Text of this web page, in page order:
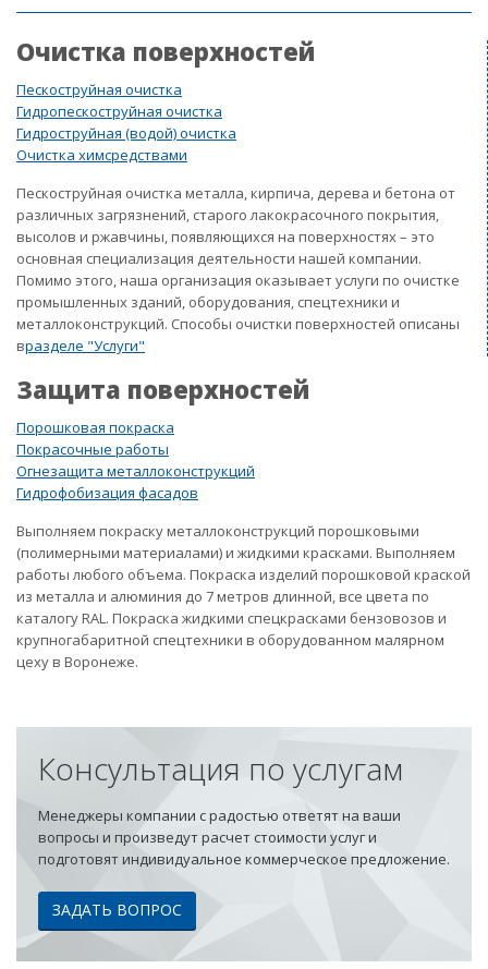
Очистка поверхностей
Пескоструйная очистка
Гидропескоструйная очистка
Гидроструйная (водой) очистка
Очистка химсредствами
Пескоструйная очистка металла, кирпича, дерева и бетона от
различных загрязнений, старого лакокрасочного покрытия,
высолов и ржавчины, появляющихся на поверхностях – это
основная специализация деятельности нашей компании.
Помимо этого, наша организация оказывает услуги по очистке
промышленных зданий, оборудования, спецтехники и
металлоконструкций. Способы очистки поверхностей описаны
вразделе "Услуги"
Защита поверхностей
Порошковая покраска
Покрасочные работы
Огнезащита металлоконструкций
Гидрофобизация фасадов
Выполняем покраску металлоконструкций порошковыми
(полимерными материалами) и жидкими красками. Выполняем
работы любого объема. Покраска изделий порошковой краской
из металла и алюминия до 7 метров длинной, все цвета по
каталогу RAL. Покраска жидкими спецкрасками бензовозов и
крупногабаритной спецтехники в оборудованном малярном
цеху в Воронеже.
Консультация по услугам
Менеджеры компании с радостью ответят на ваши
вопросы и произведут расчет стоимости услуг и
подготовят индивидуальное коммерческое предложение.
ЗАДАТЬ ВОПРОС